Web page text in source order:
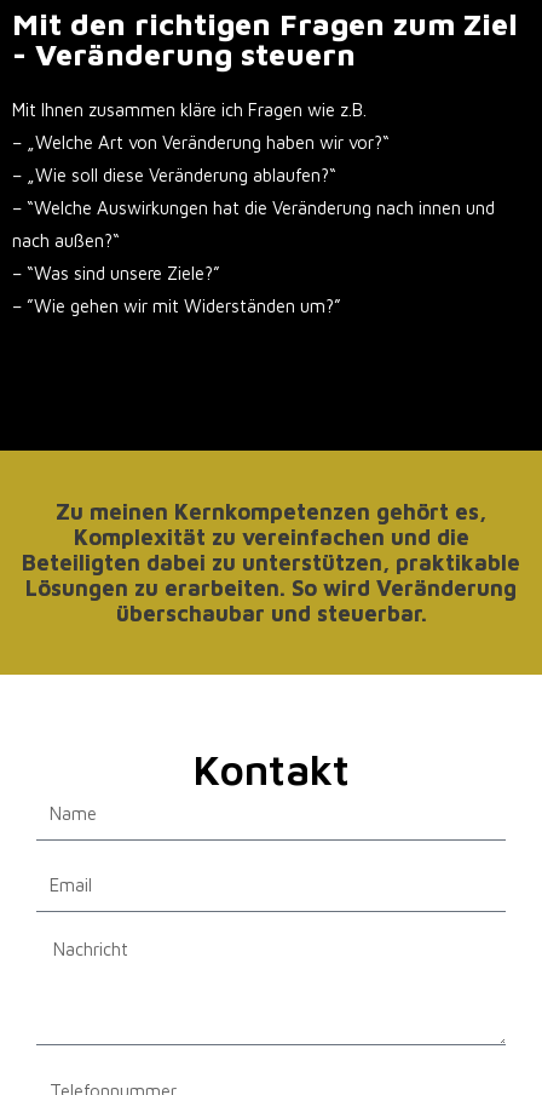
Mit den richtigen Fragen zum Ziel
- Veränderung steuern
Mit Ihnen zusammen kläre ich Fragen wie z.B.
– „Welche Art von Veränderung haben wir vor?“
– „Wie soll diese Veränderung ablaufen?“
– “Welche Auswirkungen hat die Veränderung nach innen und
nach außen?“
– “Was sind unsere Ziele?”
– ”Wie gehen wir mit Widerständen um?”
Zu meinen Kernkompetenzen gehört es,
Komplexität zu vereinfachen und die
Beteiligten dabei zu unterstützen, praktikable
Lösungen zu erarbeiten. So wird Veränderung
überschaubar und steuerbar.
Kontakt
Message